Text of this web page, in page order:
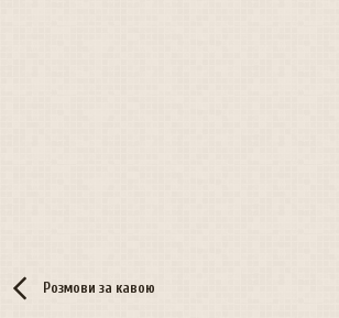
Розмови за кавою